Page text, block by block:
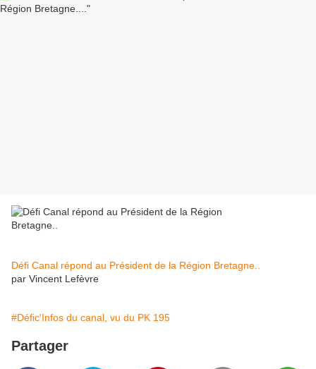
Défi Canal répond au Président de la Région Bretagne..
par Vincent Lefèvre
#Défic'Infos du canal, vu du PK 195
Partager